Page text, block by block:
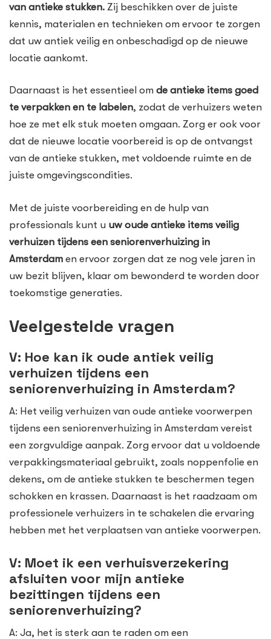
van antieke stukken. Zij beschikken over de juiste
kennis, materialen en technieken om ervoor te zorgen
dat uw antiek veilig en onbeschadigd op de nieuwe
locatie aankomt.
Daarnaast is het essentieel om de antieke items goed
te verpakken en te labelen, zodat de verhuizers weten
hoe ze met elk stuk moeten omgaan. Zorg er ook voor
dat de nieuwe locatie voorbereid is op de ontvangst
van de antieke stukken, met voldoende ruimte en de
juiste omgevingscondities.
Met de juiste voorbereiding en de hulp van
professionals kunt u uw oude antieke items veilig
verhuizen tijdens een seniorenverhuizing in
Amsterdam en ervoor zorgen dat ze nog vele jaren in
uw bezit blijven, klaar om bewonderd te worden door
toekomstige generaties.
Veelgestelde vragen
V: Hoe kan ik oude antiek veilig
verhuizen tijdens een
seniorenverhuizing in Amsterdam?
A: Het veilig verhuizen van oude antieke voorwerpen
tijdens een seniorenverhuizing in Amsterdam vereist
een zorgvuldige aanpak. Zorg ervoor dat u voldoende
verpakkingsmateriaal gebruikt, zoals noppenfolie en
dekens, om de antieke stukken te beschermen tegen
schokken en krassen. Daarnaast is het raadzaam om
professionele verhuizers in te schakelen die ervaring
hebben met het verplaatsen van antieke voorwerpen.
V: Moet ik een verhuisverzekering
afsluiten voor mijn antieke
bezittingen tijdens een
seniorenverhuizing?
A: Ja, het is sterk aan te raden om een